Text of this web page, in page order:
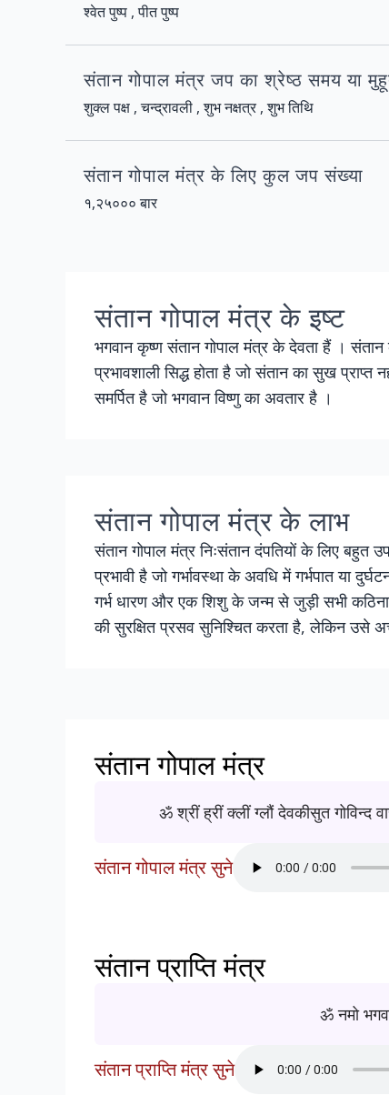
श्वेत पुष्प , पीत पुष्प
संतान गोपाल मंत्र जप का श्रेष्ठ समय या
शुक्ल पक्ष , चन्द्रावली , शुभ नक्षत्र , शुभ तिथि
संतान गोपाल मंत्र के लिए कुल जप संख्या
१,२५००० बार
संतान गोपाल मंत्र के इष्ट
भगवान कृष्ण संतान गोपाल मंत्र के देवता हैं ।
प्रभावशाली सिद्ध होता है जो संतान का सुख
समर्पित है जो भगवान विष्णु का अवतार है ।
संतान गोपाल मंत्र के लाभ
संतान गोपाल मंत्र निःसंतान दंपतियों के लिए बहुत
प्रभावी है जो गर्भावस्था के अवधि में गर्भपात या
गर्भ धारण और एक शिशु के जन्म से जुड़ी सभी
की सुरक्षित प्रसव सुनिश्चित करता है, लेकिन उसे
संतान गोपाल मंत्र
ॐ श्रीं ह्रीं क्लीं ग्लौं देवकीसुत गोविन्द
संतान गोपाल मंत्र सुने
संतान प्राप्ति मंत्र
ॐ नमो
संतान प्राप्ति मंत्र सुने